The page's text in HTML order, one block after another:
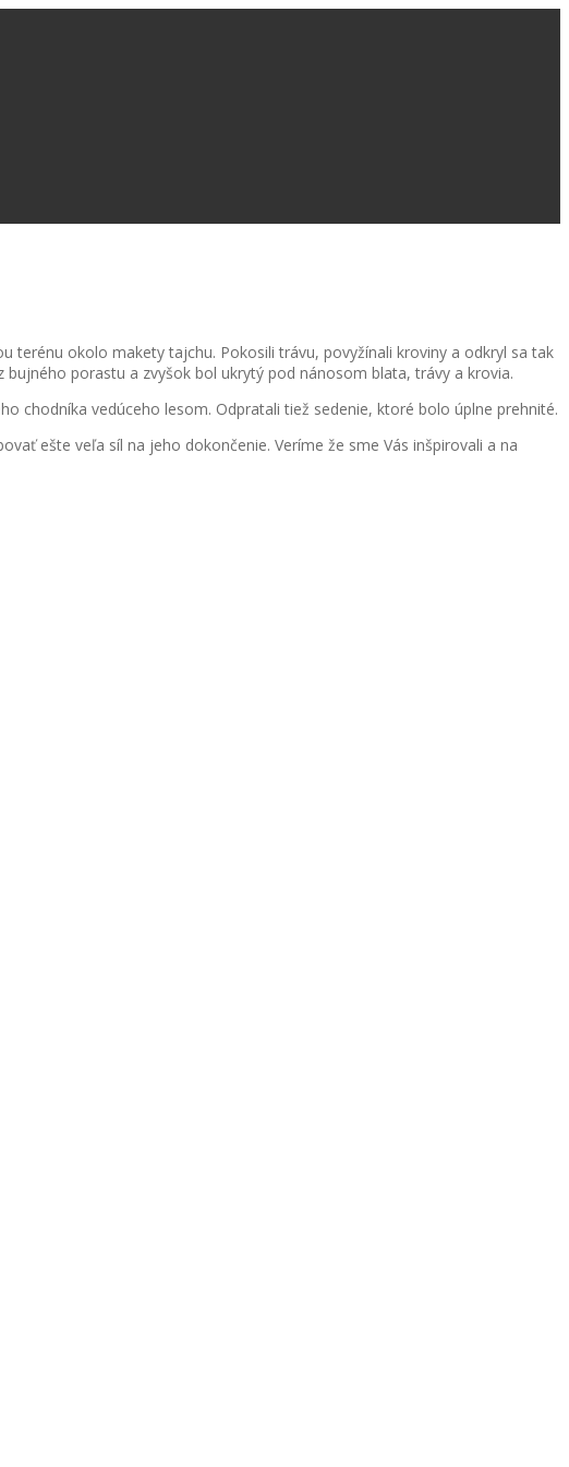
terénu okolo makety tajchu. Pokosili trávu, povyžínali kroviny a odkryl sa tak
porastu a zvyšok bol ukrytý pod nánosom blata, trávy a krovia.
chodníka vedúceho lesom. Odpratali tiež sedenie, ktoré bolo úplne prehnité.
ešte veľa síl na jeho dokončenie. Veríme že sme Vás inšpirovali a na